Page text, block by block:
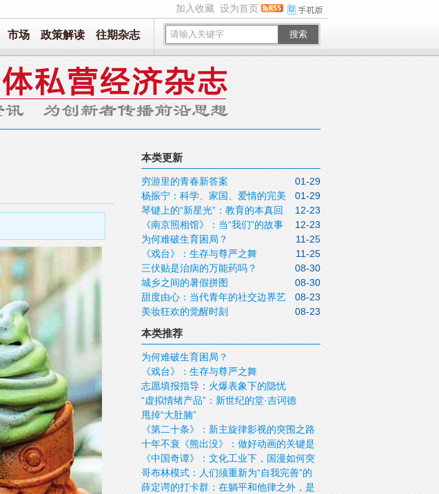
加入收藏 设为首页
搜索
市场 政策解读 往期杂志
本类更新
01-29
穷游里的青春新答案
01-29
杨振宁：科学、家国、爱情的完美
融合 12-23
琴键上的“新星光”：教育的本真回
归 12-23
《南京照相馆》：当“我们”的故事
被重新讲述 11-25
为何难破生育困局？
11-25
《戏台》：生存与尊严之舞
08-30
三伏贴是治病的万能药吗？
08-30
城乡之间的暑假拼图
08-23
甜度由心：当代青年的社交边界艺
术 08-23
美妆狂欢的觉醒时刻
本类推荐
为何难破生育困局？
《戏台》：生存与尊严之舞
志愿填报指导：火爆表象下的隐忧
“虚拟情绪产品”：新世纪的堂·吉诃德
甩掉“大肚腩”
《第二十条》：新主旋律影视的突围之路
十年不衰《熊出没》：做好动画的关键是
尊重孩子
《中国奇谭》：文化工业下，国漫如何突
围？
哥布林模式：人们须重新为“自我完善”的
理想赋予活力
薛定谔的打卡群：在躺平和他律之外，是